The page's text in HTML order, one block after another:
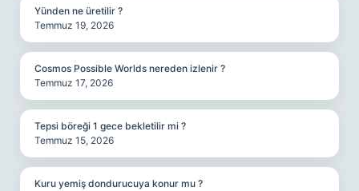
Yünden ne üretilir ?
Temmuz 19, 2026
Cosmos Possible Worlds nereden izlenir ?
Temmuz 17, 2026
Tepsi böreği 1 gece bekletilir mi ?
Temmuz 15, 2026
Kuru yemiş dondurucuya konur mu ?